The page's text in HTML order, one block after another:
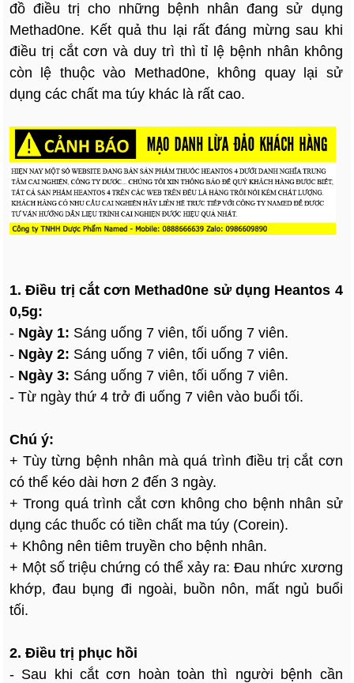
đồ điều trị cho những bệnh nhân đang sử dụng
Methad0ne. Kết quả thu lại rất đáng mừng sau khi
điều trị cắt cơn và duy trì thì tỉ lệ bệnh nhân không
còn lệ thuộc vào Methad0ne, không quay lại sử
dụng các chất ma túy khác là rất cao.
1. Điều trị cắt cơn Methad0ne sử dụng Heantos 4
0,5g:
- Ngày 1: Sáng uống 7 viên, tối uống 7 viên.
- Ngày 2: Sáng uống 7 viên, tối uống 7 viên.
- Ngày 3: Sáng uống 7 viên, tối uống 7 viên.
- Từ ngày thứ 4 trở đi uống 7 viên vào buổi tối.
Chú ý:
+ Tùy từng bệnh nhân mà quá trình điều trị cắt cơn
có thể kéo dài hơn 2 đến 3 ngày.
+ Trong quá trình cắt cơn không cho bệnh nhân sử
dụng các thuốc có tiền chất ma túy (Corein).
+ Không nên tiêm truyền cho bệnh nhân.
+ Một số triệu chứng có thể xảy ra: Đau nhức xương
khớp, đau bụng đi ngoài, buồn nôn, mất ngủ buổi
tối.
2. Điều trị phục hồi
- Sau khi cắt cơn hoàn toàn thì người bệnh cần